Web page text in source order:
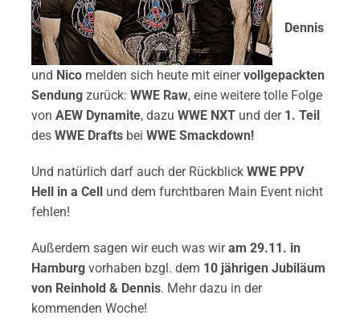
Dennis
und Nico melden sich heute mit einervollgepackten
Sendungzurück: WWE Raw, eine weitere tolle Folge
von AEW Dynamite, dazu WWE NXT und der 1. Teil
desWWE Drafts bei WWE Smackdown!
Und natürlich darf auch der Rückblick WWE PPV
Hell in a Cell und dem furchtbaren Main Event nicht
fehlen!
Außerdem sagen wir euch was wiram 29.11. in
Hamburgvorhaben bzgl. dem 10 jährigen Jubiläum
von Reinhold & Dennis. Mehr dazu in der
kommenden Woche!